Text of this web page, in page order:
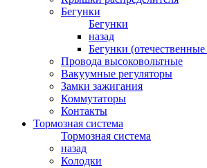
Бегунки
Бегунки
назад
Бегунки (отечественные
Провода высоковольтные
Вакуумные регуляторы
Замки зажигания
Коммутаторы
Контакты
Тормозная система
Тормозная система
назад
Колодки